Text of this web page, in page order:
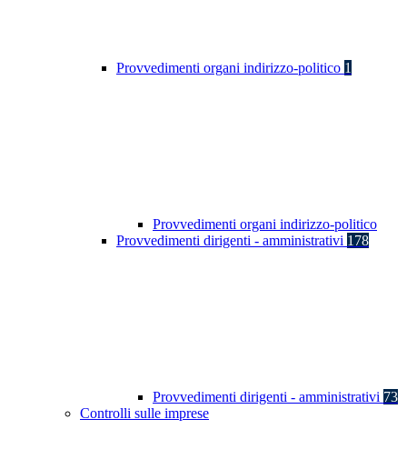
Provvedimenti organi indirizzo-politico 1
Provvedimenti organi indirizzo-politico
Provvedimenti dirigenti - amministrativi 178
Provvedimenti dirigenti - amministrativi 73
Controlli sulle imprese